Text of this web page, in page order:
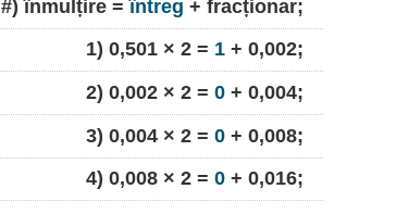
#) înmulțire =întreg + fracționar;
1) 0,501 × 2 = 1 + 0,002;
2) 0,002 × 2 = 0 + 0,004;
3) 0,004 × 2 = 0 + 0,008;
4) 0,008 × 2 = 0 + 0,016;